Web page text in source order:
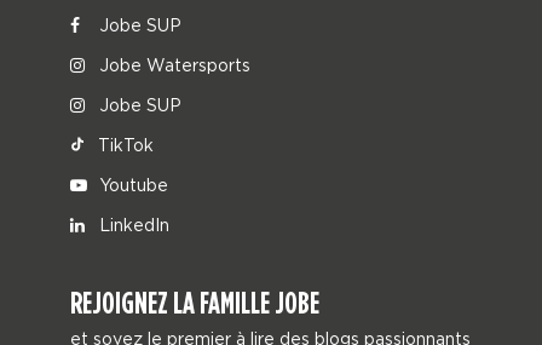
Jobe SUP
Jobe Watersports
Jobe SUP
TikTok
Youtube
LinkedIn
REJOIGNEZ LA FAMILLE JOBE
et soyez le premier à lire des blogs passionnants